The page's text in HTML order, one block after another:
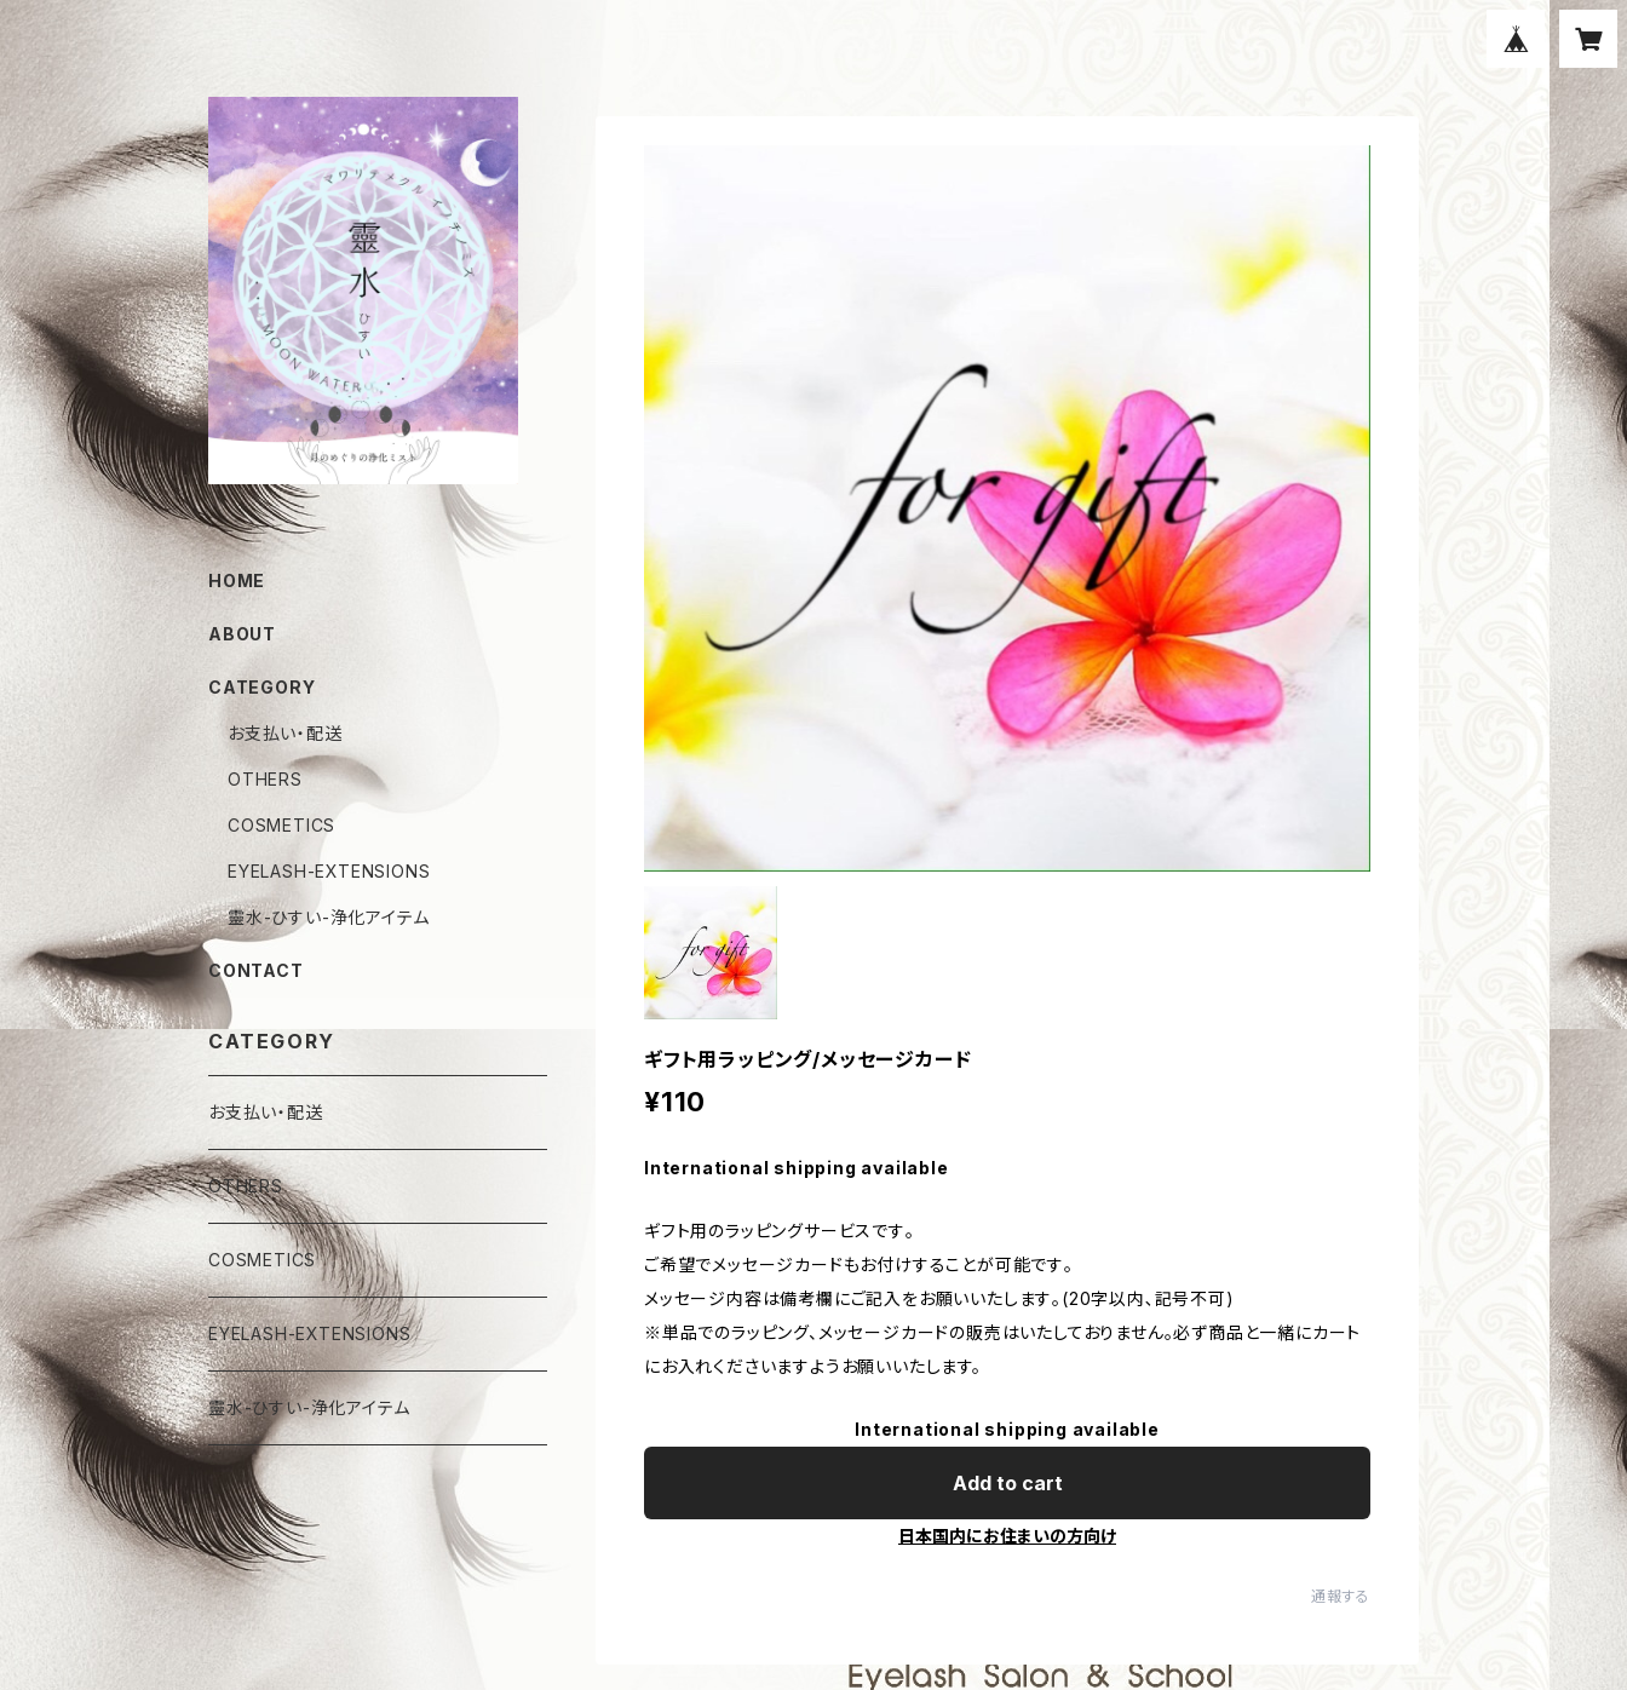
ギフト用ラッピング/メッセージカード
¥110
International shipping available
ギフト用のラッピングサービスです｡
ご希望でメッセージカードもお付けすることが可能です｡
メッセージ内容は備考欄にご記入をお願いいたします｡(20字以内､記号不可)
※単品でのラッピング、メッセージカードの販売はいたしておりません。必ず商品と一緒にカート
にお入れくださいますようお願いいたします。
International shipping available
Add to cart
日本国内にお住まいの方向け
通報する
HOME
ABOUT
CATEGORY
お支払い・配送
OTHERS
COSMETICS
EYELASH-EXTENSIONS
靈水-ひすい-浄化アイテム
CONTACT
CATEGORY
お支払い・配送
OTHERS
COSMETICS
EYELASH-EXTENSIONS
靈水-ひすい-浄化アイテム